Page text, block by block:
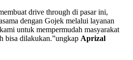
drive through di pasar ini,
dengan Gojek melalui layanan
untuk mempermudah masyarakat
bisa dilakukan.”ungkap Aprizal